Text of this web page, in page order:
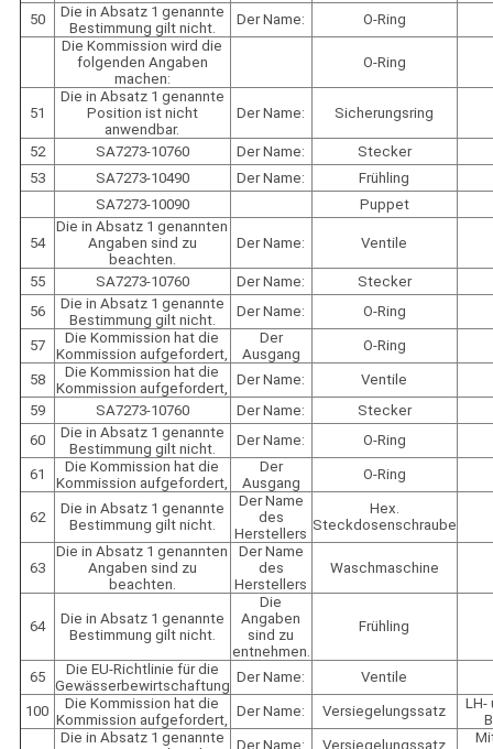
50
Die in Absatz 1 genannte
Bestimmung gilt nicht.
Der Name:
O-Ring
Die Kommission wird die
folgenden Angaben
machen:
O-Ring
51
Die in Absatz 1 genannte
Position ist nicht
anwendbar.
Der Name: Sicherungsring
52 SA7273-10760 Der Name:
Stecker
53
SA7273-10490 Der Name:
Frühling
SA7273-10090
Puppet
54
Die in Absatz 1 genannten
Angaben sind zu
beachten.
Der Name: Ventile
55 SA7273-10760 Der Name:
Stecker
56
Die in Absatz 1 genannte
Bestimmung gilt nicht.
Der Name: O-Ring
57
Die Kommission hat die
Kommission aufgefordert,
Der
Ausgang
O-Ring
58
Die Kommission hat die
Kommission aufgefordert,
Der Name:
Ventile
59
SA7273-10760 Der Name:
Stecker
60
Die in Absatz 1 genannte
Bestimmung gilt nicht.
Der Name: O-Ring
61
Die Kommission hat die
Kommission aufgefordert,
Der
Ausgang
O-Ring
62
Die in Absatz 1 genannte
Bestimmung gilt nicht.
Der Name
des
Herstellers
Hex.
Steckdosenschraube
63
Die in Absatz 1 genannten
Angaben sind zu
beachten.
Der Name
des
Herstellers
Waschmaschine
64
Die in Absatz 1 genannte
Bestimmung gilt nicht.
Die
Angaben
sind zu
entnehmen.
Frühling
65
Die EU-Richtlinie für die
Gewässerbewirtschaftung
Der Name: Ventile
100
Die Kommission hat die
Kommission aufgefordert,
Der Name: Versiegelungssatz
LH-
Die in Absatz 1 genannte
Der Name: Versiegelungssatz